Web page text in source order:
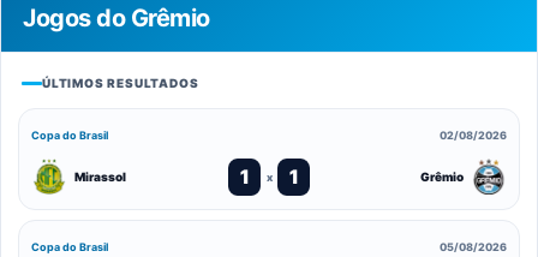
Jogos do Grêmio
ÚLTIMOS RESULTADOS
Copa do Brasil 02/08/2026
Mirassol 1 x 1 Grêmio
Copa do Brasil 05/08/2026